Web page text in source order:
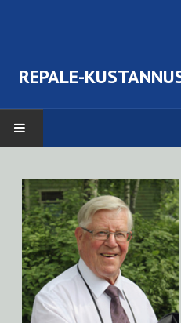
REPALE-
TEOKSET
Erik August Hagfors (1827-
Musiikin juhlaa Wiipuris
Koulun laulutunnilla